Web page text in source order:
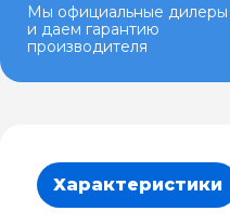
Мы официальные дилеры
и даем гарантию
производителя
Характеристики